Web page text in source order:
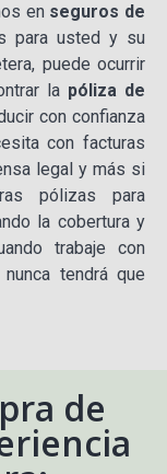
en seguros de
para usted y su
puede ocurrir
la póliza de
con confianza
con facturas
legal y más si
pólizas para
la cobertura y
trabaje con
tendrá que
de